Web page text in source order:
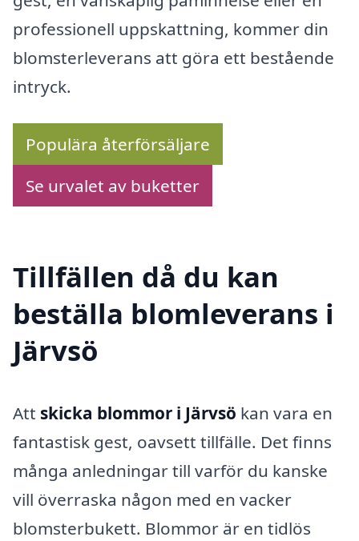
professionell uppskattning, kommer din
blomsterleverans att göra ett bestående
intryck.
Populära återförsäljare
Se urvalet av buketter
Tillfällen då du kan
beställa blomleverans i
Järvsö
Att skicka blommor i Järvsö kan vara en
fantastisk gest, oavsett tillfälle. Det finns
många anledningar till varför du kanske
vill överraska någon med en vacker
blomsterbukett. Blommor är en tidlös